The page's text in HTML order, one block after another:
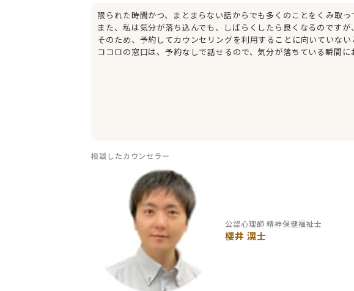
限られた時間かつ、まとまらない話からでも多くのことをくみ取っ
また、私は気分が落ち込んでも、しばらくしたら良くなるのです
そのため、予約してカウンセリングを利用することに向いていない
ココロの窓口は、予約なしで話せるので、気分が落ちている瞬間に
相談したカウンセラー
公認心理師 精神保健福祉士
櫻井 滉士